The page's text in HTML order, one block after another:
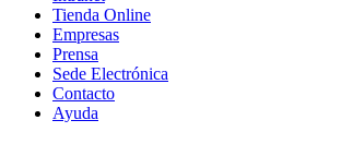
Tienda Online
Empresas
Prensa
Sede Electrónica
Contacto
Ayuda